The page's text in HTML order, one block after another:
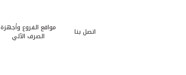
اتصل بنا
مواقع الفروع وأجهزة
الصرف الآلي